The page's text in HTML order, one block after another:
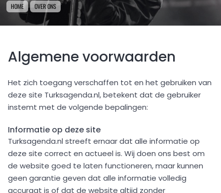
HOME OVER ONS
Algemene voorwaarden
Het zich toegang verschaffen tot en het gebruiken van
deze site Turksagenda.nl, betekent dat de gebruiker
instemt met de volgende bepalingen:
Informatie op deze site
Turksagenda.nl streeft ernaar dat alle informatie op
deze site correct en actueel is. Wij doen ons best om
de website goed te laten functioneren, maar kunnen
geen garantie geven dat alle informatie volledig
accuraat is of dat de website altijd zonder